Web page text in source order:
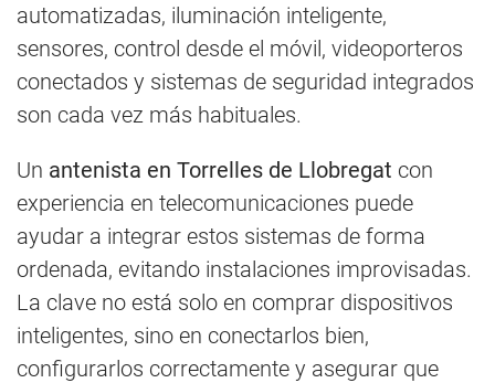
automatizadas, iluminación inteligente,
sensores, control desde el móvil, videoporteros
conectados y sistemas de seguridad integrados
son cada vez más habituales.
Un antenista en Torrelles de Llobregat con
experiencia en telecomunicaciones puede
ayudar a integrar estos sistemas de forma
ordenada, evitando instalaciones improvisadas.
La clave no está solo en comprar dispositivos
inteligentes, sino en conectarlos bien,
configurarlos correctamente y asegurar que